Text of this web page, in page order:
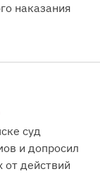
наказания
суд
и допросил
от действий